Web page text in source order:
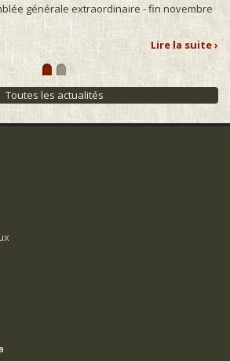
générale extraordinaire - fin novembre
Lire la suite ›
Toutes les actualités